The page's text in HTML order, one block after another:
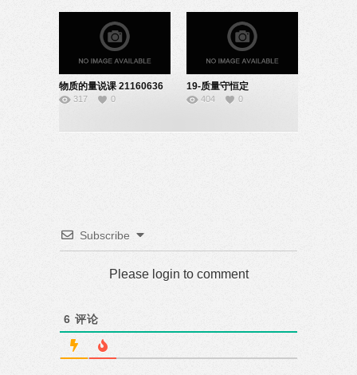
物质的量说课 21160636
317 0
19-质量守恒定
律-21160636
404 0
Subscribe
Please login to comment
6 评论